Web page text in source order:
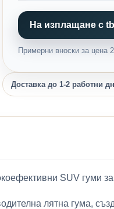
На изплащане с
Примерни вноски за цена
Доставка до 1-2 работни
SUV гуми за
лятна гума,